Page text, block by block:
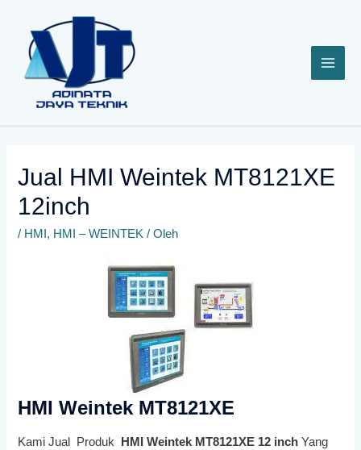
konten
Jual HMI Weintek MT8121XE
12inch
/ HMI , HMI – WEINTEK / Oleh
HMI Weintek MT8121XE
Kami Jual Produk HMI Weintek MT8121XE 12 inch Yang